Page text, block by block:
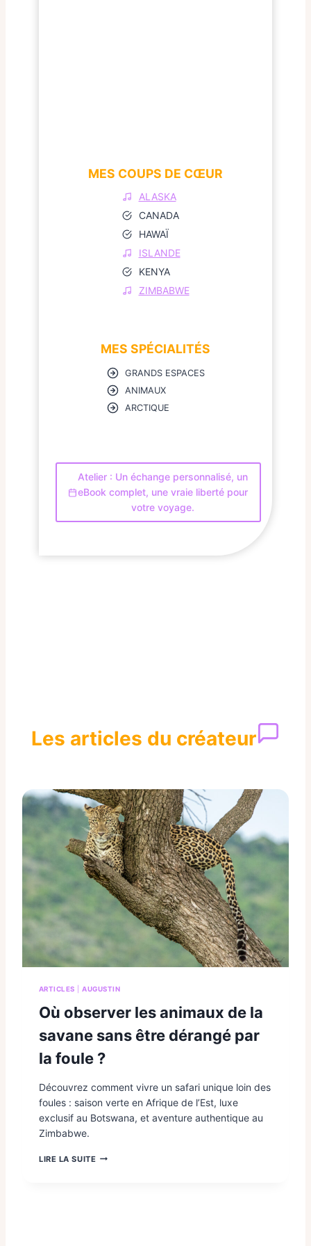
MES COUPS DE CŒUR
ALASKA
CANADA
HAWAÏ
ISLANDE
KENYA
ZIMBABWE
MES SPÉCIALITÉS
GRANDS ESPACES
ANIMAUX
ARCTIQUE
Atelier : Un échange personnalisé, un
eBook complet, une vraie liberté pour
votre voyage.
Les articles du créateur
ARTICLES |AUGUSTIN
Où observer les animaux de la
savane sans être dérangé par
la foule ?
Découvrez comment vivre un safari unique loin des
foules : saison verte en Afrique de l’Est, luxe
exclusif au Botswana, et aventure authentique au
Zimbabwe.
LIRE LA SUITEO